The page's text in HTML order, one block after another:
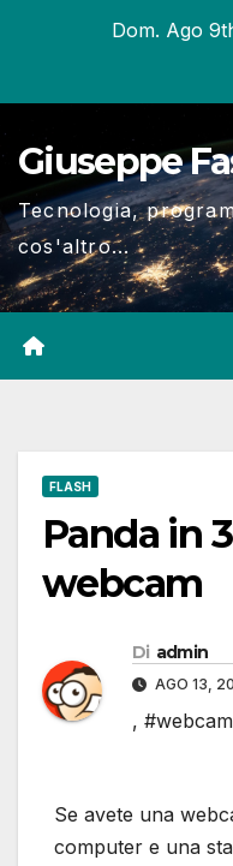
Dom. Ago
Giuseppe
Tecnologia,
cos'altro...
FLASH
Panda in
webcam
Di admin
AGO 13,
, #webcam
Se avete una
computer e una